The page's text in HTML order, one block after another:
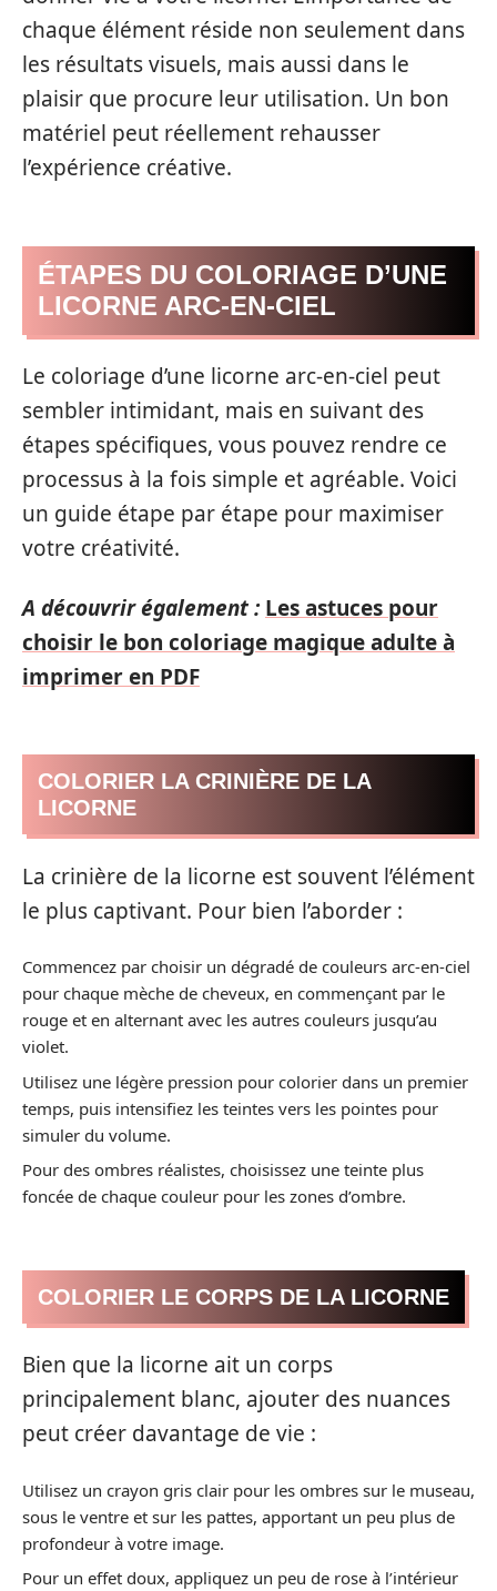
chaque élément réside non seulement dans
les résultats visuels, mais aussi dans le
plaisir que procure leur utilisation. Un bon
matériel peut réellement rehausser
l’expérience créative.
ÉTAPES DU COLORIAGE D’UNE
LICORNE ARC-EN-CIEL
Le coloriage d’une licorne arc-en-ciel peut
sembler intimidant, mais en suivant des
étapes spécifiques, vous pouvez rendre ce
processus à la fois simple et agréable. Voici
un guide étape par étape pour maximiser
votre créativité.
A découvrir également : Les astuces pour
choisir le bon coloriage magique adulte à
imprimer en PDF
COLORIER LA CRINIÈRE DE LA
LICORNE
La crinière de la licorne est souvent l’élément
le plus captivant. Pour bien l’aborder :
Commencez par choisir un dégradé de couleurs arc-en-ciel
pour chaque mèche de cheveux, en commençant par le
rouge et en alternant avec les autres couleurs jusqu’au
violet.
Utilisez une légère pression pour colorier dans un premier
temps, puis intensifiez les teintes vers les pointes pour
simuler du volume.
Pour des ombres réalistes, choisissez une teinte plus
foncée de chaque couleur pour les zones d’ombre.
COLORIER LE CORPS DE LA LICORNE
Bien que la licorne ait un corps
principalement blanc, ajouter des nuances
peut créer davantage de vie :
Utilisez un crayon gris clair pour les ombres sur le museau,
sous le ventre et sur les pattes, apportant un peu plus de
profondeur à votre image.
Pour un effet doux, appliquez un peu de rose à l’intérieur